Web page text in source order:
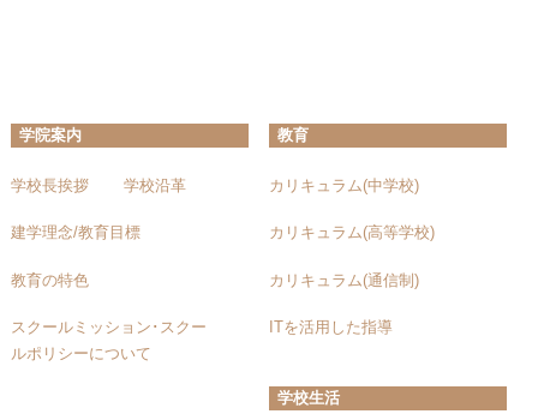
学院案内
学校長挨拶 学校沿革
建学理念/教育目標
教育の特色
スクールミッション･スクー
ルポリシーについて
教育
カリキュラム(中学校)
カリキュラム(高等学校)
カリキュラム(通信制)
ITを活用した指導
学校生活